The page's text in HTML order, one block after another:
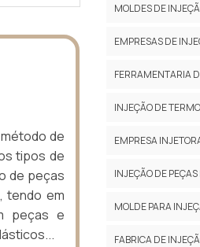
de
tipos de
de peças
tendo em
peças e
MOLDES DE
EMPRESAS DE
FERRAMENTARIA
INJEÇÃO DE
EMPRESA
INJEÇÃO DE
MOLDE PARA
FABRICA DE